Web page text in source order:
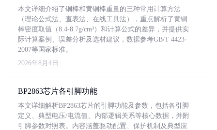
本文详细介绍了铜棒和黄铜棒重量的三种常用计算方法
（理论公式法、查表法、在线工具法），重点解析了黄铜
棒密度取值（8.4-8.7g/cm³）和计算公式的差异，并提供实
际计算案例、误差分析及选材建议，数据参考GB/T 4423-
2007等国家标准。
2026年8月4日
BP2863芯片各引脚功能
本文详细解析BP2863芯片的引脚功能及参数，包括各引脚
定义、典型电压/电流值、内部逻辑关系等核心数据，并附
引脚参数对照表。内容涵盖驱动配置、保护机制及典型应